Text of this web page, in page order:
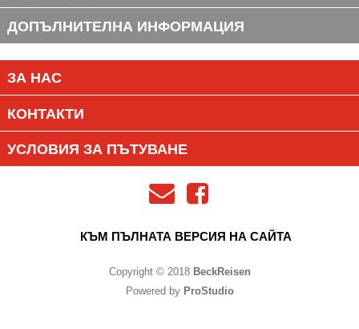
ДОПЪЛНИТЕЛНА ИНФОРМАЦИЯ
ЗА НАС
КОНТАКТИ
УСЛОВИЯ ЗА ПЪТУВАНЕ
КЪМ ПЪЛНАТА ВЕРСИЯ НА САЙТА
Copyright © 2018 BeckReisen
Powered by ProStudio